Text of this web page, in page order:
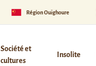
Région Ouïghoure
Société et
cultures
Insolite